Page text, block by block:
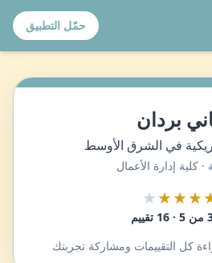
حمّل التطبيق
بردان
في الشرق الأوسط
كلية إدارة الأعمال
★